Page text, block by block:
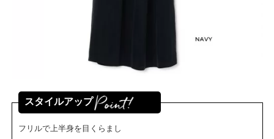
スタイルアップ
フリルで上半身を目くらまし